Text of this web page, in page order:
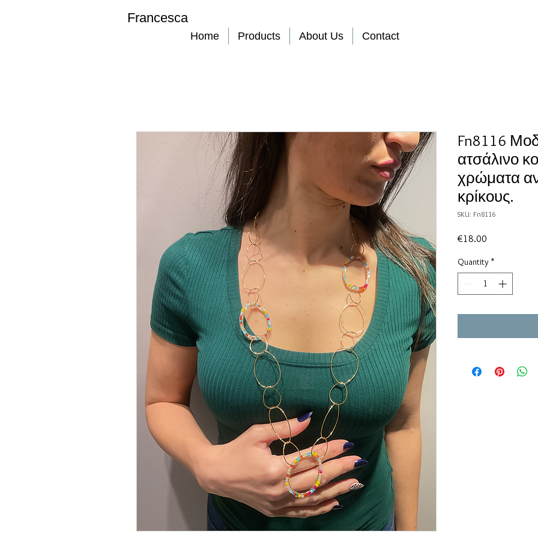
Home Products About Us Contact
Fn8116
ατσάλινο
χρώματα
κρίκους.
SKU: Fn8116
€18.00
Quantity *
Francesca